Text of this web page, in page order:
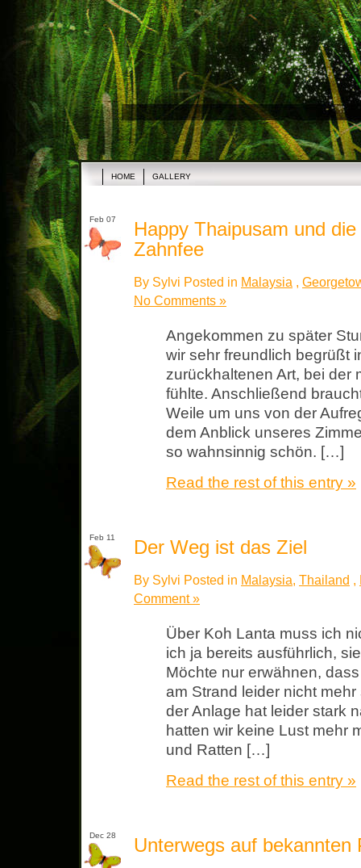
HOME GALLERY
Feb 07
Happy Thaipusam und
Zahnfee
By Sylvi Posted in Malaysia ,
No Comments »
Angekommen zu später
wir sehr freundlich begrüßt
zurückhaltenen Art, bei der
fühlte. Anschließend
Weile um uns von der
dem Anblick unseres
so wahnsinnig schön. […]
Read the rest of this entry »
Feb 11 Der Weg ist das Ziel
By Sylvi Posted in Malaysia, Thailand ,
Comment »
Über Koh Lanta muss ich
ich ja bereits ausführlich,
Möchte nur erwähnen,
am Strand leider nicht
der Anlage hat leider stark
hatten wir keine Lust mehr
und Ratten […]
Read the rest of this entry »
Dec 28 Unterwegs auf bekannten